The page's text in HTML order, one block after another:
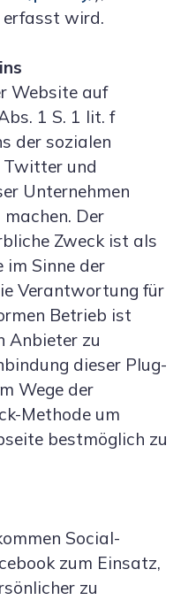
erfasst wird.
Website auf
1 S. 1 lit. f
der sozialen
Twitter und
Unternehmen
Der
Zweck ist als
im Sinne der
Verantwortung für
Betrieb ist
Anbieter zu
dieser Plug-
Wege der
Methode um
bestmöglich zu
Social-
zum Einsatz,
zu